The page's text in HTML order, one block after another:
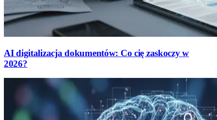
AI digitalizacja dokumentów: Co cię zaskoczy w
2026?